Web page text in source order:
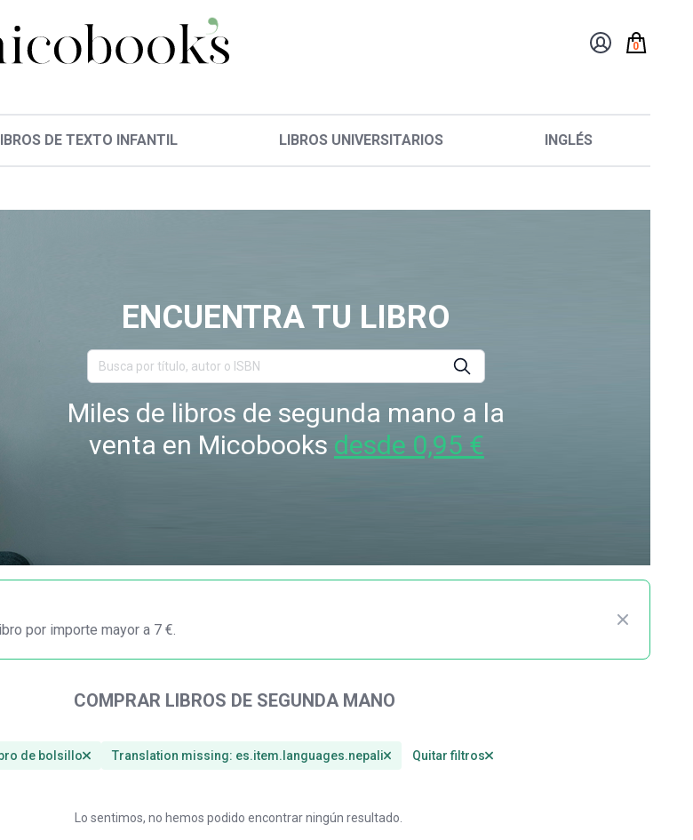
0
DE TEXTO INFANTIL LIBROS UNIVERSITARIOS INGLÉS
ENCUENTRA TU LIBRO
Miles de libros de segunda mano a la
venta en Micobooks desde 0,95 €
por importe mayor a 7 €.
COMPRAR LIBROS DE SEGUNDA MANO
de bolsillo Translation missing: es.item.languages.nepali Quitar filtros
Lo sentimos, no hemos podido encontrar ningún resultado.